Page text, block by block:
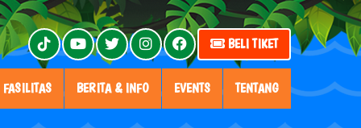
BELI TIKET
FASILITAS BERITA & INFO EVENTS TENTANG